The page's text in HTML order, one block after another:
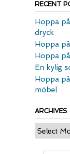
RECENT
Hoppa
dryck
Hoppa
Hoppa
En kylig
Hoppa
möbel
ARCHIVES
Archives